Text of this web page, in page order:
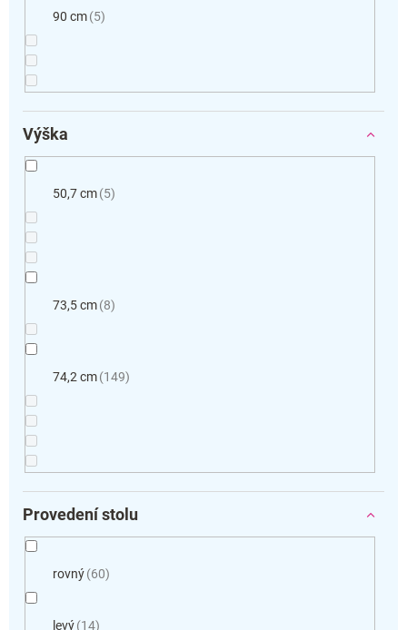
90 cm 5
Výška
50,7 cm 5
73,5 cm 8
74,2 cm 149
Provedení stolu
rovný 60
levý 14